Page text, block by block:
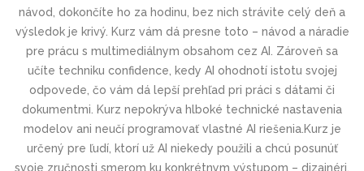
návod, dokončíte ho za hodinu, bez nich strávite celý deň a
výsledok je krivý. Kurz vám dá presne toto – návod a náradie
pre prácu s multimediálnym obsahom cez AI. Zároveň sa
učíte techniku confidence, kedy AI ohodnotí istotu svojej
odpovede, čo vám dá lepší prehľad pri práci s dátami či
dokumentmi. Kurz nepokrýva hlboké technické nastavenia
modelov ani neučí programovať vlastné AI riešenia.Kurz je
určený pre ľudí, ktorí už AI niekedy použili a chcú posunúť
svoje zručnosti smerom ku konkrétnym výstupom – dizajnéri,